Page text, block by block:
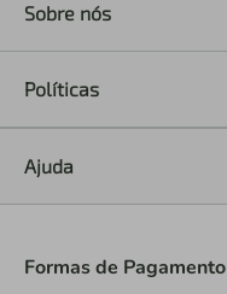
Sobre nós
Políticas
Ajuda
Formas de Pagamento